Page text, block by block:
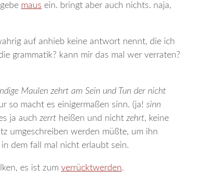
maus ein. bringt aber auch nichts. naja,
auf anhieb keine antwort nennt, die ich
grammatik? kann mir das mal wer verraten?
Maulen zehrt am Sein und Tun der nicht
so macht es einigermaßen sinn. (ja! sinn
ja auch zerrt heißen und nicht zehrt, keine
umgeschreiben werden müßte, um ihn
dem fall mal nicht erlaubt sein.
es ist zum verrücktwerden.